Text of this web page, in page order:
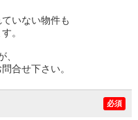
いない物件も
。
、
合せ下さい。
必須